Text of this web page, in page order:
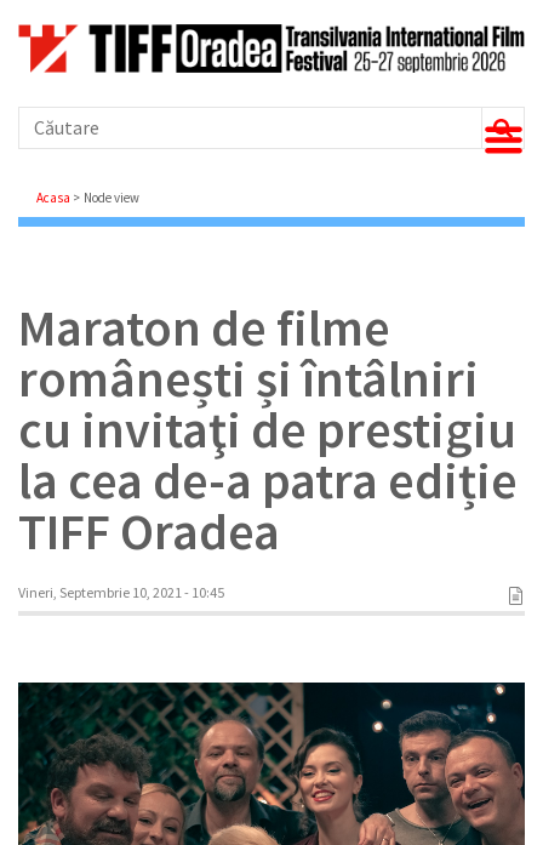
Căutare
Breadcrumb
Acasa Node view
Maraton de filme
românești și întâlniri
cu invitaţi de prestigiu
la cea de-a patra ediție
TIFF Oradea
Vineri, Septembrie 10, 2021 - 10:45